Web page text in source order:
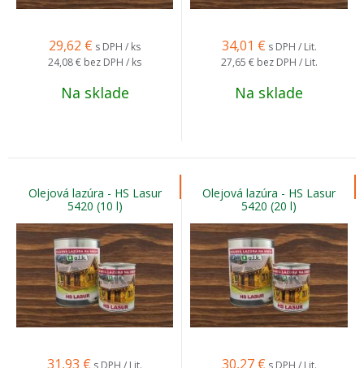
29,62 € s DPH / ks
24,08 € bez DPH / ks
Na sklade
34,01 € s DPH / Lit.
27,65 € bez DPH / Lit.
Na sklade
Olejová lazúra - HS Lasur
5420 (10 l)
31,93 € s DPH / Lit.
Olejová lazúra - HS Lasur
5420 (20 l)
30,27 € s DPH / Lit.